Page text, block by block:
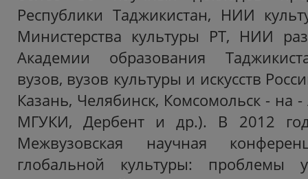
Республики Таджикистан, НИИ
Министерства культуры РТ, НИИ
Академии образования
вузов, вузов культуры и искусств
Казань, Челябинск, Комсомольск - на
МГУКИ, Дербент и др.). В 2012
Межвузовская научная
глобальной культуры: проблемы